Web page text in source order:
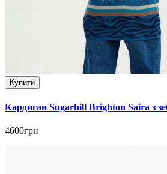
Купити
Кардиган Sugarhill Brighton Saira з
4600грн